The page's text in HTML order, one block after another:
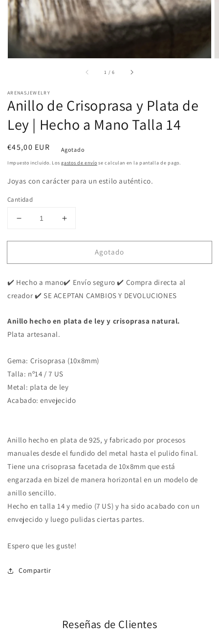
de
galería
1 /de
6
ARENASJEWELRY
Anillo de Crisoprasa y Plata de
Ley | Hecho a Mano Talla 14
Precio
habitual
€45,00 EUR Agotado
Impuesto incluido. Losgastos de envío se calculan en la pantalla de pago.
Joyas con carácter para un estilo auténtico.
Cantidad
Reducir
para
de
y
Plata
|
Hecho
Mano
Talla
14
Aumentar
para
de
y
Plata
|
Mano
Talla
Agotado
✔️ Hecho a mano✔️ Envío seguro ✔️ Compra directa al
creador ✔️ SE ACEPTAN CAMBIOS Y DEVOLUCIONES
Anillo hecho en plata de ley y crisoprasa natural.
Plata artesanal.
Gema: Crisoprasa (10x8mm)
Talla: nº14 / 7 US
Metal: plata de ley
Acabado: envejecido
Anillo hecho en plata de 925, y fabricado por procesos
manuales desde el fundido del metal hasta el pulido final.
Tiene una crisoprasa facetada de 10x8mm que está
engarzada en bizel de manera horizontal en un modelo de
anillo sencillo.
Hecho en talla 14 y medio (7 US) y ha sido acabado con un
envejecido y luego pulidas ciertas partes.
Espero que les guste!
Compartir
Reseñas de Clientes